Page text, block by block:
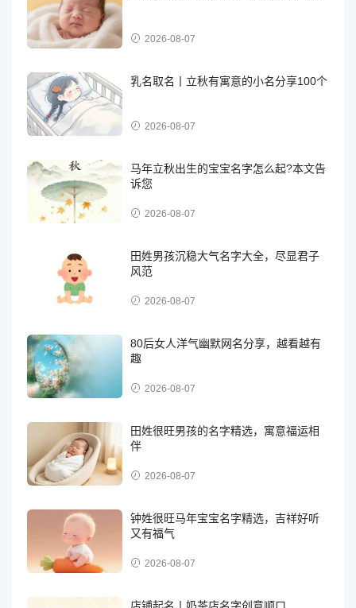
2026-08-07
乳名取名丨立秋有寓意的小名分享100个
2026-08-07
马年立秋出生的宝宝名字怎么起?本文告
诉您
2026-08-07
田姓男孩沉稳大气名字大全，尽显君子
风范
2026-08-07
80后女人洋气幽默网名分享，越看越有
趣
2026-08-07
田姓很旺男孩的名字精选，寓意福运相
伴
2026-08-07
钟姓很旺马年宝宝名字精选，吉祥好听
又有福气
2026-08-07